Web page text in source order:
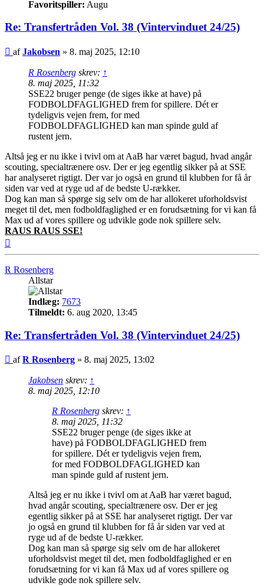
Favoritspiller: Augu
Re: Transfertråden Vol. 38 (Vintervinduet 24/25)
Indlæg
afJakobsen » 8. maj 2025, 12:10
R Rosenberg skrev: ↑
8. maj 2025, 11:32
SSE22 bruger penge (de siges ikke at have) på
FODBOLDFAGLIGHED frem for spillere. Dét er
tydeligvis vejen frem, for med
FODBOLDFAGLIGHED kan man spinde guld af
rustent jern.
Altså jeg er nu ikke i tvivl om at AaB har været bagud, hvad angår
scouting, specialtrænere osv. Der er jeg egentlig sikker på at SSE
har analyseret rigtigt. Der var jo også en grund til klubben for få år
siden var ved at ryge ud af de bedste U-rækker.
Dog kan man så spørge sig selv om de har allokeret uforholdsvist
meget til det, men fodboldfaglighed er en forudsætning for vi kan få
Max ud af vores spillere og udvikle gode nok spillere selv.
RAUS RAUS SSE!
R Rosenberg
Allstar
Indlæg: 7673
Tilmeldt: 6. aug 2020, 13:45
Re: Transfertråden Vol. 38 (Vintervinduet 24/25)
Indlæg
afR Rosenberg » 8. maj 2025, 13:02
Jakobsen skrev: ↑
8. maj 2025, 12:10
R Rosenberg skrev: ↑
8. maj 2025, 11:32
SSE22 bruger penge (de siges ikke at
have) på FODBOLDFAGLIGHED frem
for spillere. Dét er tydeligvis vejen frem,
for med FODBOLDFAGLIGHED kan
man spinde guld af rustent jern.
Altså jeg er nu ikke i tvivl om at AaB har været bagud,
hvad angår scouting, specialtrænere osv. Der er jeg
egentlig sikker på at SSE har analyseret rigtigt. Der var
jo også en grund til klubben for få år siden var ved at
ryge ud af de bedste U-rækker.
Dog kan man så spørge sig selv om de har allokeret
uforholdsvist meget til det, men fodboldfaglighed er en
forudsætning for vi kan få Max ud af vores spillere og
udvikle gode nok spillere selv.